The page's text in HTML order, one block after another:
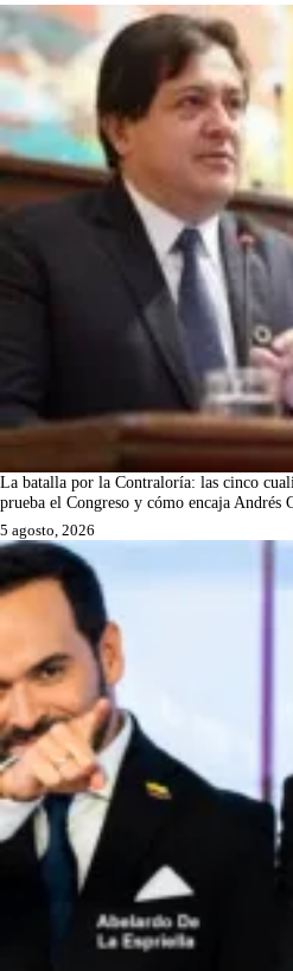
La batalla por la Contraloría: las cinco
prueba el Congreso y cómo encaja Andrés
5 agosto, 2026